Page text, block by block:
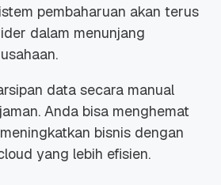
pembaharuan akan terus
dalam menunjang
data secara manual
Anda bisa menghemat
bisnis dengan
yang lebih efisien.